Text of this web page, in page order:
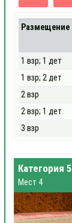
Размещение
1 взр; 1 дет
1 взр; 2 дет
2 взр
2 взр; 1 дет
3 взр
Категория 5
Мест 4